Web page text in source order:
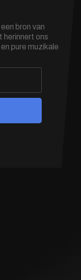
bron van
herinnert ons
pure muzikale